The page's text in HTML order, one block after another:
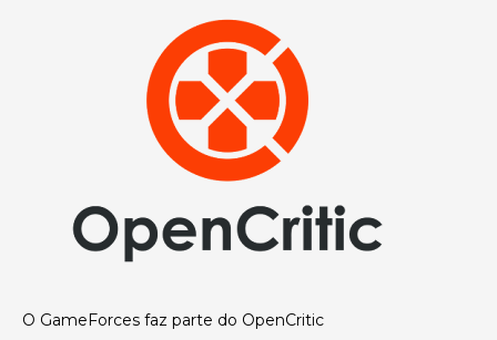
O GameForces faz parte do OpenCritic